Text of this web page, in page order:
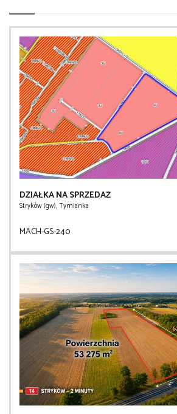
DZIAŁKA NA SPRZEDAŻ
Stryków (gw), Tymianka
MACH-GS-240